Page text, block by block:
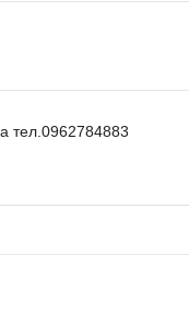
тел.0962784883